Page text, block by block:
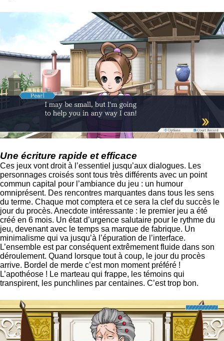
Une écriture rapide et efficace
Ces jeux vont droit à l’essentiel jusqu’aux dialogues. Les
personnages croisés sont tous très différents avec un point
commun capital pour l’ambiance du jeu : un humour
omniprésent. Des rencontres marquantes dans tous les sens
du terme. Chaque mot comptera et ce sera la clef du succès le
jour du procès. Anecdote intéressante : le premier jeu a été
créé en 6 mois. Un état d’urgence salutaire pour le rythme du
jeu, devenant avec le temps sa marque de fabrique. Un
minimalisme qui va jusqu’à l’épuration de l’interface.
L’ensemble est par conséquent extrêmement fluide dans son
déroulement. Quand lorsque tout à coup, le jour du procès
arrive. Bordel de merde c’est mon moment préféré !
L’apothéose ! Le marteau qui frappe, les témoins qui
transpirent, les punchlines par centaines. C’est trop bon.